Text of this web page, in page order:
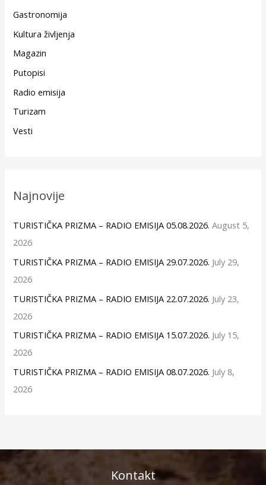
Gastronomija
Kultura življenja
Magazin
Putopisi
Radio emisija
Turizam
Vesti
Najnovije
TURISTIČKA PRIZMA – RADIO EMISIJA 05.08.2026. August 5,
2026
TURISTIČKA PRIZMA – RADIO EMISIJA 29.07.2026. July 29,
2026
TURISTIČKA PRIZMA – RADIO EMISIJA 22.07.2026. July 23,
2026
TURISTIČKA PRIZMA – RADIO EMISIJA 15.07.2026. July 15,
2026
TURISTIČKA PRIZMA – RADIO EMISIJA 08.07.2026. July 8,
2026
Kontakt